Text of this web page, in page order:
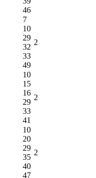
46
7
10
29
32
33
49
2
10
15
16
29
33
41
2
10
20
29
35
40
47
2